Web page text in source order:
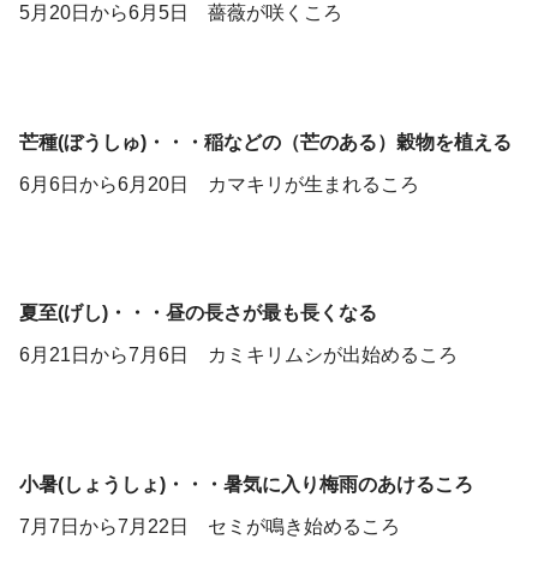
5月20日から6月5日 薔薇が咲くころ
芒種(ぼうしゅ)・・・稲などの（芒のある）穀物を植える
6月6日から6月20日 カマキリが生まれるころ
夏至(げし)・・・昼の長さが最も長くなる
6月21日から7月6日 カミキリムシが出始めるころ
小暑(しょうしょ)・・・暑気に入り梅雨のあけるころ
7月7日から7月22日 セミが鳴き始めるころ